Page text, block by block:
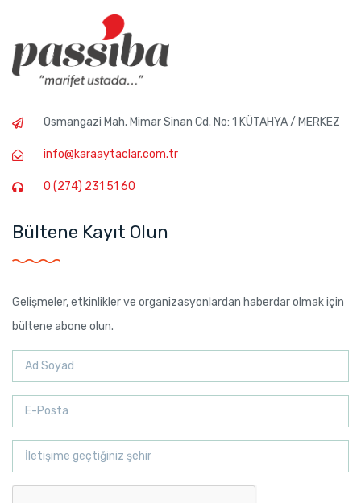
Osmangazi Mah. Mimar Sinan Cd. No: 1 KÜTAHYA / MERKEZ
info@karaaytaclar.com.tr
0 (274) 231 51 60
Bültene Kayıt Olun
Gelişmeler, etkinlikler ve organizasyonlardan haberdar olmak için
bültene abone olun.